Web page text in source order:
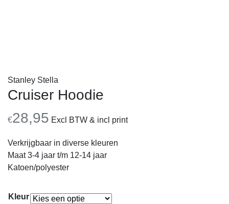
Stanley Stella
Cruiser Hoodie
€28,95 Excl BTW & incl print
Verkrijgbaar in diverse kleuren
Maat 3-4 jaar t/m 12-14 jaar
Katoen/polyester
Kleur